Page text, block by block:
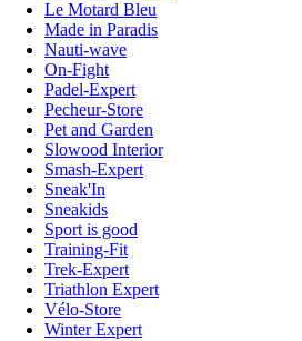
Le Motard Bleu
Made in Paradis
Nauti-wave
On-Fight
Padel-Expert
Pecheur-Store
Pet and Garden
Slowood Interior
Smash-Expert
Sneak'In
Sneakids
Sport is good
Training-Fit
Trek-Expert
Triathlon Expert
Vélo-Store
Winter Expert